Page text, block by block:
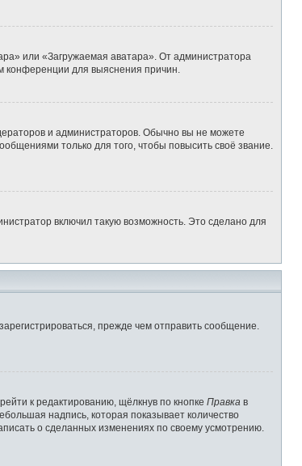
или «Загружаемая аватара». От администратора
конференции для выяснения причин.
и администраторов. Обычно вы не можете
только для того, чтобы повысить своё звание.
включил такую возможность. Это сделано для
прежде чем отправить сообщение.
к редактированию, щёлкнув по кнопке Правка в
надпись, которая показывает количество
о сделанных изменениях по своему усмотрению.